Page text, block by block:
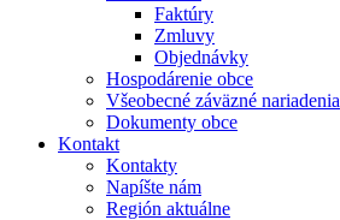
Faktúry
Zmluvy
Objednávky
Hospodárenie obce
Všeobecné záväzné nariadenia
Dokumenty obce
Kontakt
Kontakty
Napíšte nám
Región aktuálne